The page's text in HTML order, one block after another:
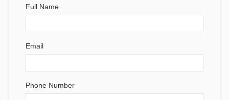
Full Name
Email
Phone Number